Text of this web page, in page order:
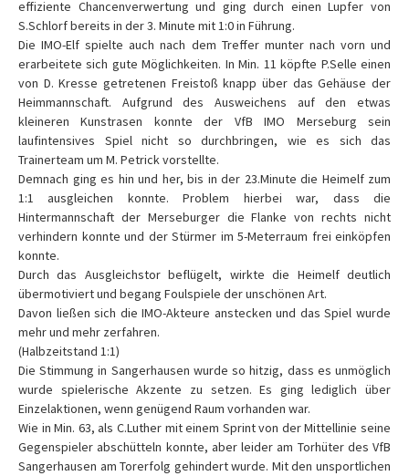
effiziente Chancenverwertung und ging durch einen Lupfer von
S.Schlorf bereits in der 3. Minute mit 1:0 in Führung.
Die IMO-Elf spielte auch nach dem Treffer munter nach vorn und
erarbeitete sich gute Möglichkeiten. In Min. 11 köpfte P.Selle einen
von D. Kresse getretenen Freistoß knapp über das Gehäuse der
Heimmannschaft. Aufgrund des Ausweichens auf den etwas
kleineren Kunstrasen konnte der VfB IMO Merseburg sein
laufintensives Spiel nicht so durchbringen, wie es sich das
Trainerteam um M. Petrick vorstellte.
Demnach ging es hin und her, bis in der 23.Minute die Heimelf zum
1:1 ausgleichen konnte. Problem hierbei war, dass die
Hintermannschaft der Merseburger die Flanke von rechts nicht
verhindern konnte und der Stürmer im 5-Meterraum frei einköpfen
konnte.
Durch das Ausgleichstor beflügelt, wirkte die Heimelf deutlich
übermotiviert und begang Foulspiele der unschönen Art.
Davon ließen sich die IMO-Akteure anstecken und das Spiel wurde
mehr und mehr zerfahren.
(Halbzeitstand 1:1)
Die Stimmung in Sangerhausen wurde so hitzig, dass es unmöglich
wurde spielerische Akzente zu setzen. Es ging lediglich über
Einzelaktionen, wenn genügend Raum vorhanden war.
Wie in Min. 63, als C.Luther mit einem Sprint von der Mittellinie seine
Gegenspieler abschütteln konnte, aber leider am Torhüter des VfB
Sangerhausen am Torerfolg gehindert wurde. Mit den unsportlichen